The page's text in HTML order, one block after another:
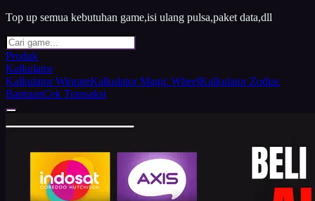
Top up semua kebutuhan game,isi ulang pulsa,paket data,dll
Produk
Kalkulator
Kalkulator WinrateKalkulator Magic WheelKalkulator Zodiac
BantuanCek Transaksi